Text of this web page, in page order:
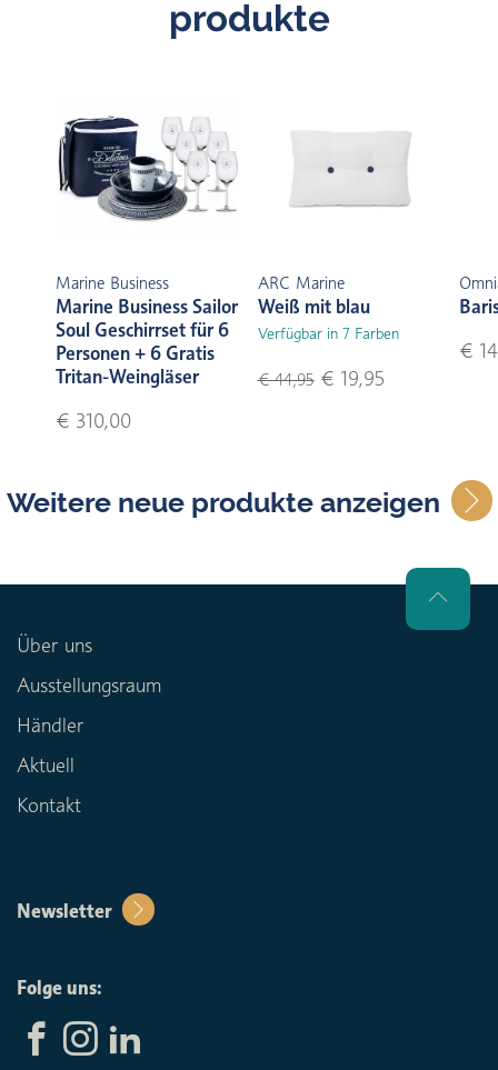
produkte
Marine Business
Marine Business Sailor
Soul Geschirrset für 6
Personen + 6 Gratis
Tritan-Weingläser
€ 310,00
ARC Marine
Weiß mit blau
Verfügbar in 7 Farben
€ 44,95€ 19,95
€
Weitere neue produkte anzeigen
Über uns
Ausstellungsraum
Händler
Aktuell
Kontakt
Newsletter
Folge uns: